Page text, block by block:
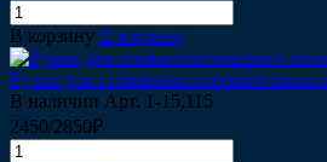
В корзину В корзине
Ручки для стоматологического
В наличии Арт. 1-15,115
2450/2850₽